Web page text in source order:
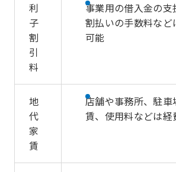
利
子
割
引
料
事業用の借入金の支
割払いの手数料など
可能
地
代
家
賃
店舗や事務所、駐車
賃、使用料などは経